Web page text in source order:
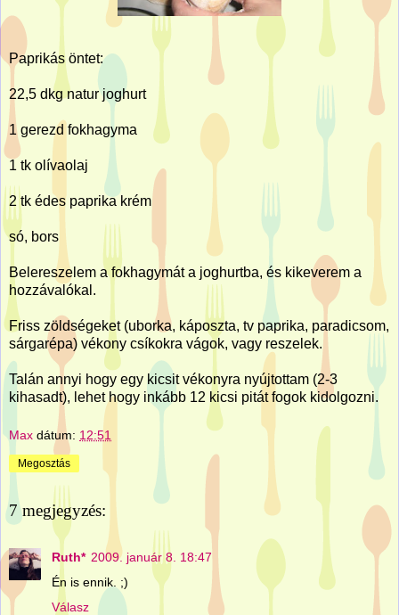
Paprikás öntet:
22,5 dkg natur joghurt
1 gerezd fokhagyma
1 tk olívaolaj
2 tk édes paprika krém
só, bors
Belereszelem a fokhagymát a joghurtba, és kikeverem a
hozzávalókal.
Friss zöldségeket (uborka, káposzta, tv paprika, paradicsom,
sárgarépa) vékony csíkokra vágok, vagy reszelek.
Talán annyi hogy egy kicsit vékonyra nyújtottam (2-3
kihasadt), lehet hogy inkább 12 kicsi pitát fogok kidolgozni.
Max dátum: 12:51
Megosztás
7 megjegyzés:
Ruth* 2009. január 8. 18:47
Én is ennik. ;)
Válasz